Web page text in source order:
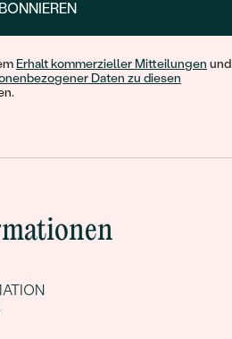
Erhalt kommerzieller Mitteilungen und
Daten zu diesen